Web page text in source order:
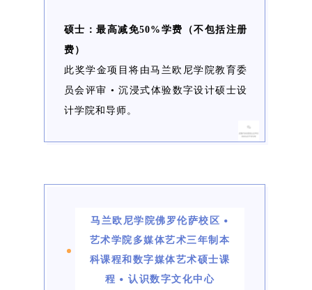
硕士：最高减免50%学费（不包括注册
费）
此奖学金项目将由马兰欧尼学院教育委
员会评审 • 沉浸式体验数字设计硕士设
计学院和导师。
马兰欧尼学院佛罗伦萨校区 •
艺术学院多媒体艺术三年制本
科课程和数字媒体艺术硕士课
程 • 认识数字文化中心